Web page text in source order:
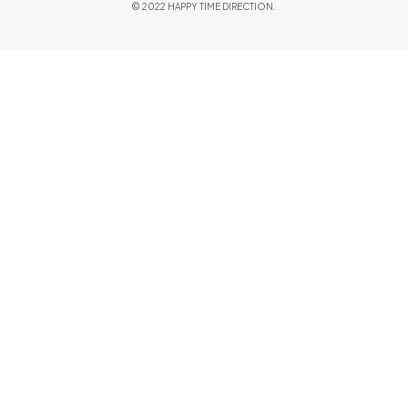
© 2022 HAPPY TIME DIRECTION.